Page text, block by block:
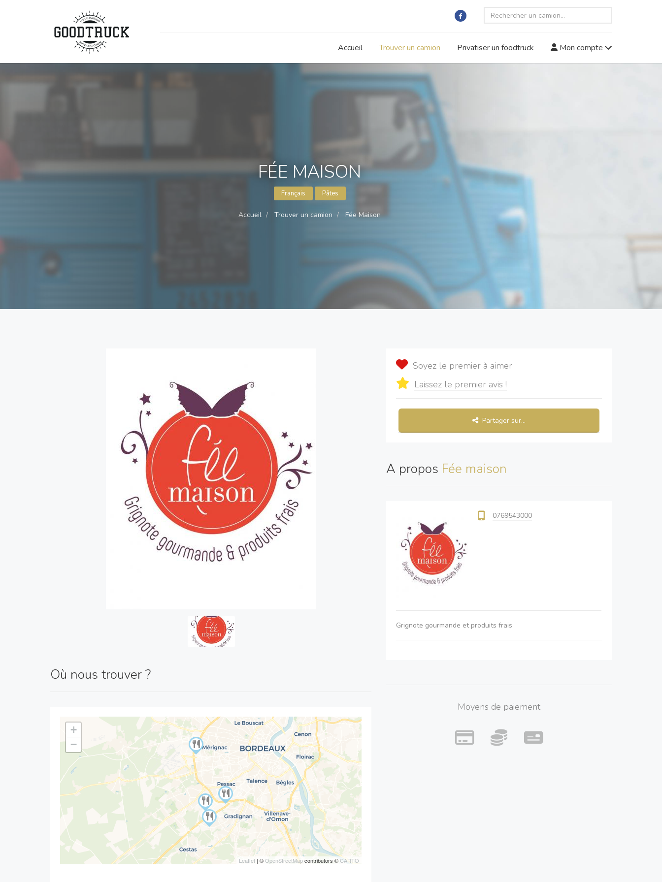
Accueil Trouver un camion Privatiser un foodtruck Mon compte
FÉE MAISON
Français Pâtes
Accueil Trouver un camion Fée Maison
Où nous trouver ?
+
−
Leaflet | ©OpenStreetMapcontributors ©CARTO
Soyez le premier à aimer
Laissez le premier avis !
Partager sur...
A propos Fée maison
0769543000
Grignote gourmande et produits frais
Moyens de paiement